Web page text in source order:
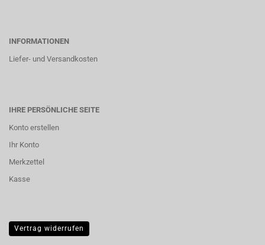
INFORMATIONEN
Liefer- und Versandkosten
IHRE PERSÖNLICHE SEITE
Konto erstellen
Ihr Konto
Merkzettel
Kasse
Vertrag widerrufen